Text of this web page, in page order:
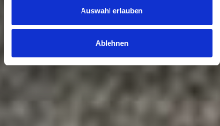
Auswahl erlauben
Ablehnen